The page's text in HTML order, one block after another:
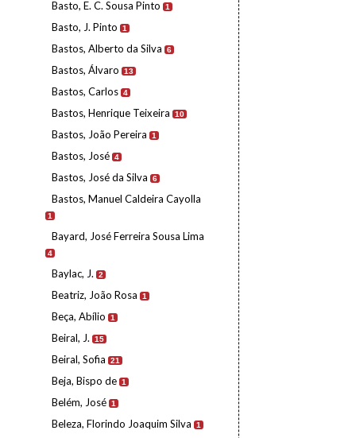
Basto, E. C. Sousa Pinto 1
Basto, J. Pinto 1
Bastos, Alberto da Silva 6
Bastos, Álvaro 13
Bastos, Carlos 4
Bastos, Henrique Teixeira 10
Bastos, João Pereira 1
Bastos, José 4
Bastos, José da Silva 6
Bastos, Manuel Caldeira Cayolla
1
Bayard, José Ferreira Sousa Lima
4
Baylac, J. 2
Beatriz, João Rosa 1
Beça, Abílio 1
Beiral, J. 15
Beiral, Sofia 21
Beja, Bispo de 1
Belém, José 1
Beleza, Florindo Joaquim Silva 1